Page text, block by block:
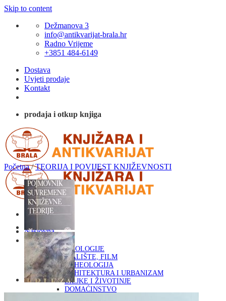
Skip to content
Dežmanova 3
info@antikvarijat-brala.hr
Radno Vrijeme
+3851 484-6149
Dostava
Uvjeti prodaje
Kontakt
prodaja i otkup knjiga
Naslovna
KNJIGE
OD ARHEOLOGIJE
DO KAZALIŠTE, FILM
ARHEOLOGIJA
ARHITEKTURA I URBANIZAM
BILJKE I ŽIVOTINJE
DOMAĆINSTVO
Početna / TEORIJA I POVIJEST KNJIŽEVNOSTI